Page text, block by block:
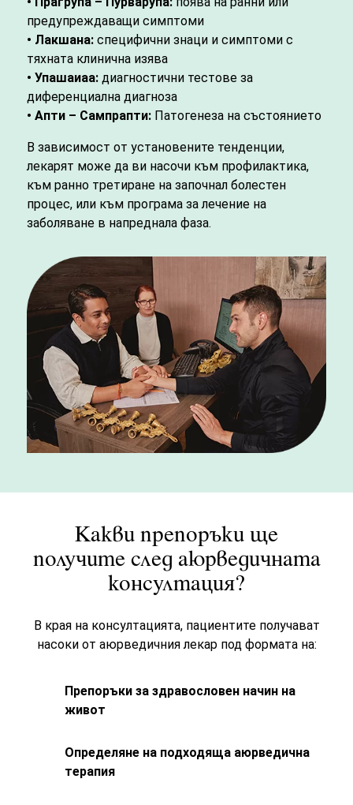
предупреждаващи симптоми
• Лакшана: специфични знаци и симптоми с
тяхната клинична изява
• Упашаиаа: диагностични тестове за
диференциална диагноза
• Апти – Сампрапти: Патогенеза на състоянието
В зависимост от установените тенденции,
лекарят може да ви насочи към профилактика,
към ранно третиране на започнал болестен
процес, или към програма за лечение на
заболяване в напреднала фаза.
Какви препоръки ще
получите след аюрведичната
консултация?
В края на консултацията, пациентите получават
насоки от аюрведичния лекар под формата на:
Препоръки за здравословен начин на
живот
Определяне на подходяща аюрведична
терапия